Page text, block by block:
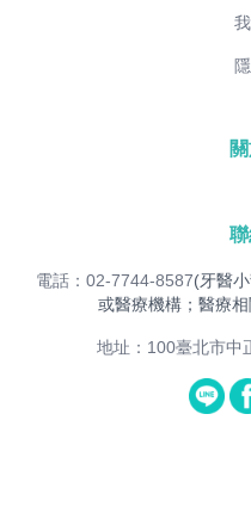
電話：02-7744-8587(牙醫
或醫療機構；醫療
地址：100臺北市中